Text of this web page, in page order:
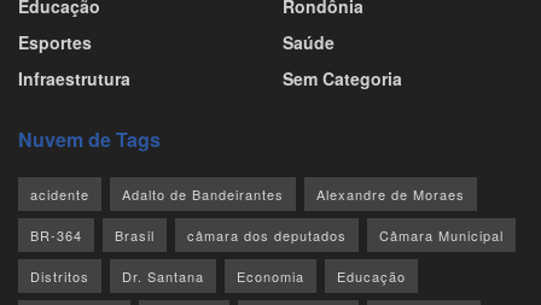
Educação
Esportes
Infraestrutura
Rondônia
Saúde
Sem Categoria
Nuvem de Tags
acidente Adalto de Bandeirantes Alexandre de Moraes
BR-364 Brasil câmara dos deputados Câmara Municipal
Distritos Dr. Santana Economia Educação